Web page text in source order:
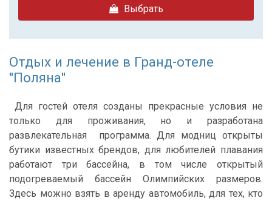
Выбрать
Отдых и лечение в Гранд-отеле
''Поляна''
Для гостей отеля созданы прекрасные условия не
только для проживания, но и разработана
развлекательная программа. Для модниц открыты
бутики известных брендов, для любителей плавания
работают три бассейна, в том числе открытый
подогреваемый бассейн Олимпийских размеров.
Здесь можно взять в аренду автомобиль, для тех, кто